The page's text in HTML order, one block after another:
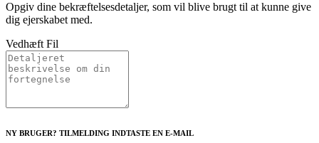
Opgiv dine bekræftelsesdetaljer, som vil blive brugt til at kunne give
dig ejerskabet med.
Vedhæft Fil
NY BRUGER? TILMELDING INDTASTE EN E-MAIL